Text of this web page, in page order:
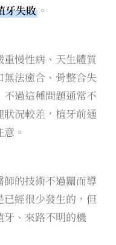
牙失敗 。
慢性病、天生體質
法癒合、骨整合失
過這種問題通常不
況較差，植牙前通
。
的技術不過關而導
經很少發生的，但
、來路不明的機